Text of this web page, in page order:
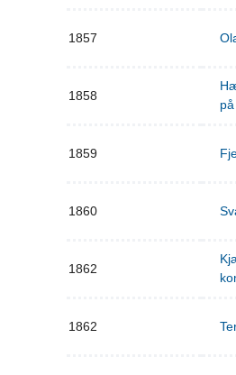
1857
1858
1859
1860
1862
1862